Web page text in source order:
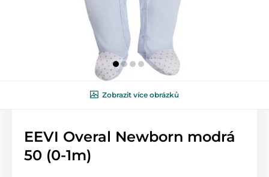
Zobrazit více obrázků
EEVI Overal Newborn modrá
50 (0-1m)